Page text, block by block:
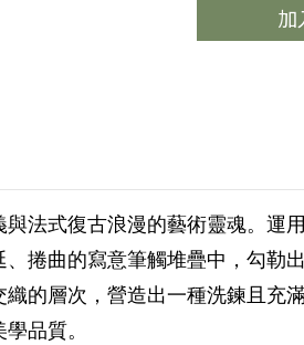
加
法式復古浪漫的藝術靈魂。運
捲曲的寫意筆觸堆疊中，勾勒
的層次，營造出一種洗鍊且充
品質。